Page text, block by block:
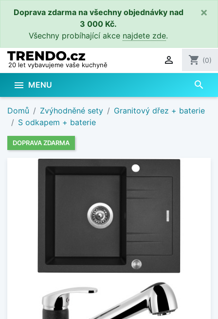
Doprava zdarma na všechny objednávky nad
3 000 Kč.
Všechny probíhající akce najdete zde.
×
20 let vybavujeme vaše kuchyně  shopping_cart (0)
 MENU search
Domů Zvýhodněné sety
Granitový dřez + baterie
S odkapem + baterie
DOPRAVA ZDARMA